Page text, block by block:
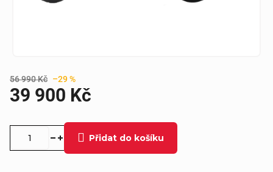
56 990 Kč –29 %
39 900 Kč
Přidat do košíku